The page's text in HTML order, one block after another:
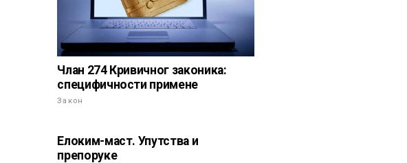
Члан 274 Кривичног законика:
специфичности примене
Закон
Елоким-маст. Упутства и
препоруке